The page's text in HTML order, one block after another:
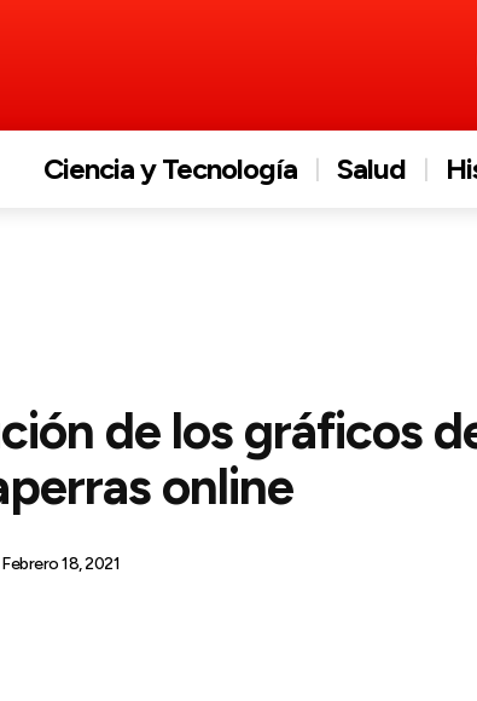
Ciencia y Tecnología Salud
de los gráficos
online
Febrero 18, 2021